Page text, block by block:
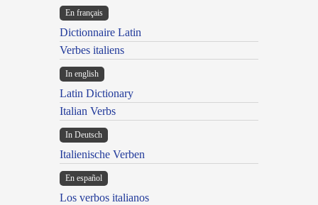
En français
Dictionnaire Latin
Verbes italiens
In english
Latin Dictionary
Italian Verbs
In Deutsch
Italienische Verben
En español
Los verbos italianos